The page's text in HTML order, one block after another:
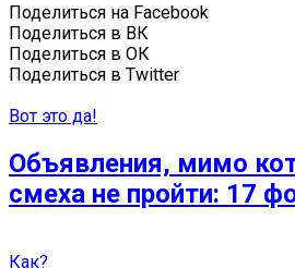
Поделиться на Facebook
Поделиться в ВК
Поделиться в ОК
Поделиться в Twitter
Вот это да!
Объявления, мимо
смеха не пройти: 17
Как?